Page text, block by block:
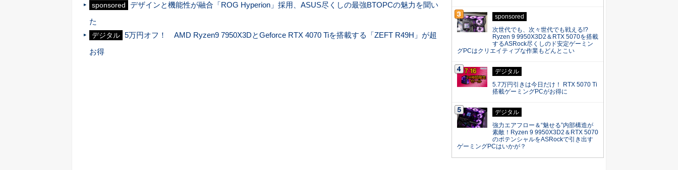
sponsored
デザインと機能性が融合「ROG Hyperion」採用、ASUS尽くしの最強BTOPCの魅力を聞い
た
デジタル 5万円オフ！ AMD Ryzen9 7950X3DとGeforce RTX 4070 Tiを搭載する「ZEFT R49H」が超
お得
sponsored
次世代でも、次々世代でも戦える!?
Ryzen 9 9950X3D2＆RTX 5070を搭載
するASRock尽くしのド安定ゲーミン
グPCはクリエイティブな作業もどんとこい
デジタル
5.7万円引きは今日だけ！ RTX 5070 Ti
搭載ゲーミングPCがお得に
デジタル
強力エアフロー＆“魅せる”内部構造が
素敵！Ryzen 9 9950X3D2＆RTX 5070
のポテンシャルをASRockで引き出す
ゲーミングPCはいかが？